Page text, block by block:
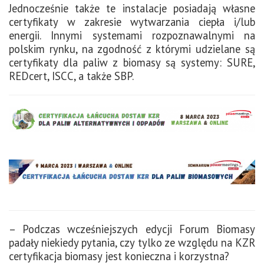
Jednocześnie także te instalacje posiadają własne
certyfikaty w zakresie wytwarzania ciepła i/lub
energii. Innymi systemami rozpoznawalnymi na
polskim rynku, na zgodność z którymi udzielane są
certyfikaty dla paliw z biomasy są systemy: SURE,
REDcert, ISCC, a także SBP.
– Podczas wcześniejszych edycji Forum Biomasy
padały niekiedy pytania, czy tylko ze względu na KZR
certyfikacja biomasy jest konieczna i korzystna?